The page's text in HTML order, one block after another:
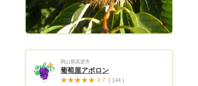
岡山県高梁市
葡萄屋アポロン
4.7 ( 144 )